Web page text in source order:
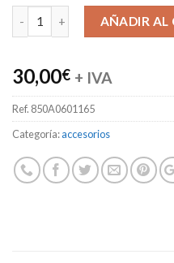
AÑADIR AL
30,00€ + IVA
Ref. 850A0601165
Categoría:accesorios